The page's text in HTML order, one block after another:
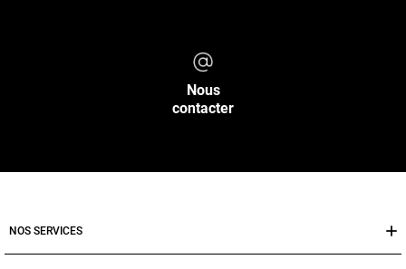
Nous
contacter
NOS SERVICES